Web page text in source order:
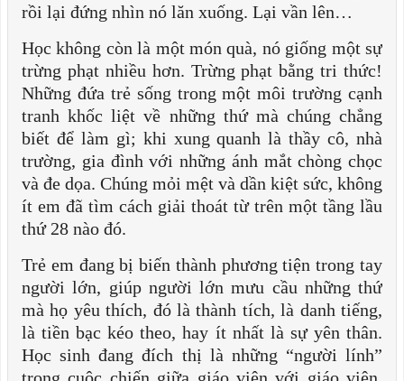
rồi lại đứng nhìn nó lăn xuống. Lại vần lên…
Học không còn là một món quà, nó giống một sự
trừng phạt nhiều hơn. Trừng phạt bằng tri thức!
Những đứa trẻ sống trong một môi trường cạnh
tranh khốc liệt về những thứ mà chúng chẳng
biết để làm gì; khi xung quanh là thầy cô, nhà
trường, gia đình với những ánh mắt chòng chọc
và đe dọa. Chúng mỏi mệt và dần kiệt sức, không
ít em đã tìm cách giải thoát từ trên một tầng lầu
thứ 28 nào đó.
Trẻ em đang bị biến thành phương tiện trong tay
người lớn, giúp người lớn mưu cầu những thứ
mà họ yêu thích, đó là thành tích, là danh tiếng,
là tiền bạc kéo theo, hay ít nhất là sự yên thân.
Học sinh đang đích thị là những “người lính”